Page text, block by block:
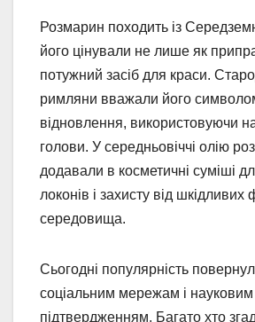
Розмарин походить із
його цінували не лише як
потужний засіб для краси.
римляни вважали його
відновлення, використовуючи
голови. У середньовіччі олію
додавали в косметичні суміші
локонів і захисту від шкідливих
середовища.
Сьогодні популярність
соціальним мережам і науковим
підтвердженням. Багато хто